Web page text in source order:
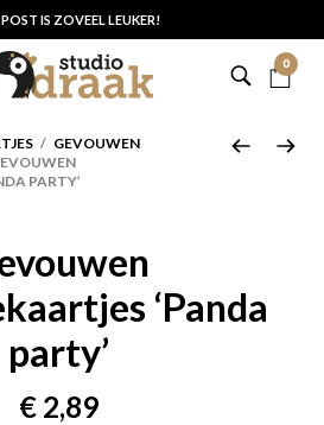
IS ZOVEEL LEUKER!
0
/ GEVOUWEN
PARTY’
‘Panda
party’
€2,89